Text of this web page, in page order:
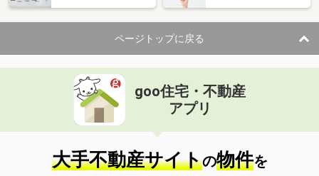
ページトップに戻る
goo住宅・不動産
アプリ
大手不動産サイトの物件を